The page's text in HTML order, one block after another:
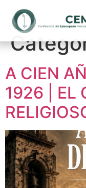
A CIEN
1926 | EL